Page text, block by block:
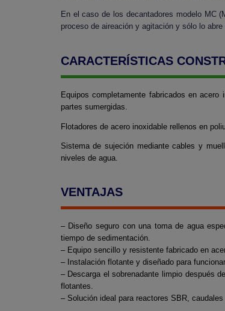
En el caso de los decantadores modelo MC
proceso de aireación y agitación y sólo lo
CARACTERÍSTICAS
Equipos completamente fabricados en
partes sumergidas.
Flotadores de acero inoxidable rellenos en
Sistema de sujeción mediante cables y
niveles de agua.
VENTAJAS
– Diseño seguro con una toma de agua
tiempo de sedimentación.
– Equipo sencillo y resistente fabricado en
– Instalación flotante y diseñado para
– Descarga el sobrenadante limpio después
flotantes.
– Solución ideal para reactores SBR,